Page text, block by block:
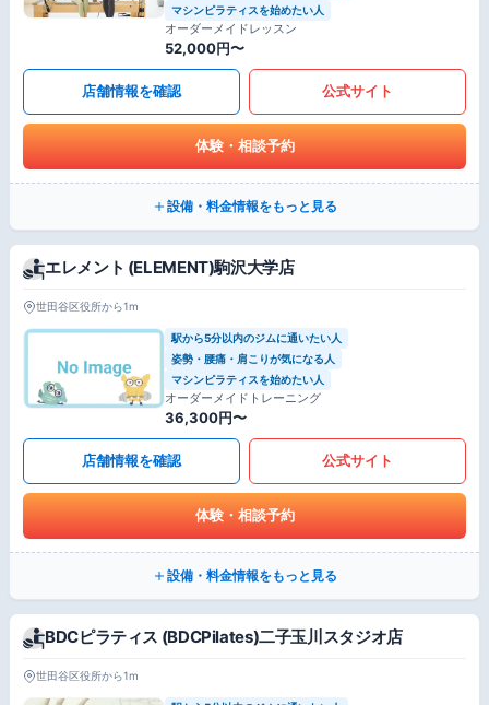
マシンピラティスを始めたい人
オーダーメイドレッスン
52,000円〜
店舗情報を確認 公式サイト
体験・相談予約
設備・料金情報をもっと見る
エレメント (ELEMENT)駒沢大学店
世田谷区役所から1m
駅から5分以内のジムに通いたい人
姿勢・腰痛・肩こりが気になる人
マシンピラティスを始めたい人
オーダーメイドトレーニング
36,300円〜
店舗情報を確認 公式サイト
体験・相談予約
設備・料金情報をもっと見る
BDCピラティス (BDCPilates)二子玉川スタジオ店
世田谷区役所から1m